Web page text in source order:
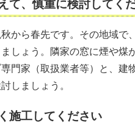
て、慎重に検討してく
から春先です。その地域で
しょう。隣家の窓に煙や煤
門家（取扱業者等）と、建
しましょう。
施工してください